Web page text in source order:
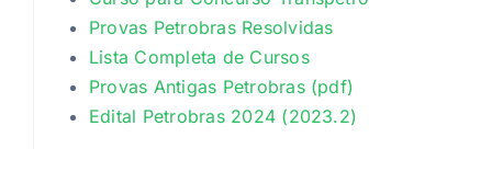
Provas Petrobras Resolvidas
Lista Completa de Cursos
Provas Antigas Petrobras (pdf)
Edital Petrobras 2024 (2023.2)